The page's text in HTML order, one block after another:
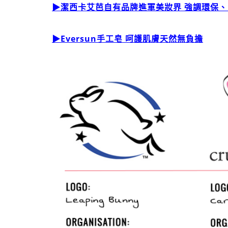
▶潔西卡艾芭自有品牌進軍美妝界 強調環保
▶Eversun手工皂 呵護肌膚天然無負擔